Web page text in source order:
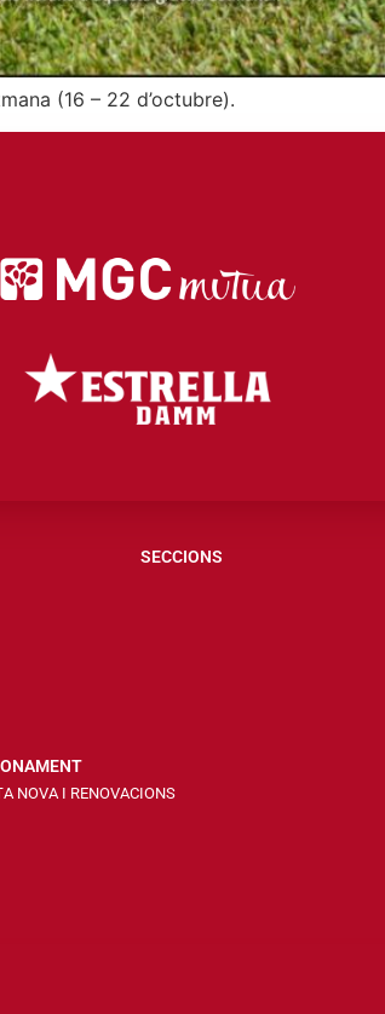
(16 – 22 d’octubre).
SECCIONS
NOVA I RENOVACIONS